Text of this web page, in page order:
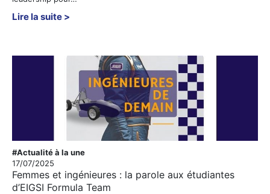
Lire la suite
#Actualité à la une
17/07/2025
Femmes et ingénieures : la parole aux étudiantes
d’EIGSI Formula Team